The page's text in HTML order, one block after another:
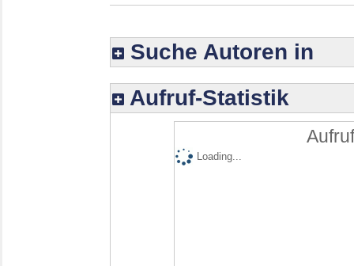
Suche Autoren in
Aufruf-Statistik
Loading...